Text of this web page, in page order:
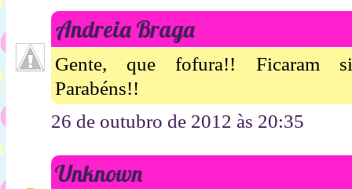
Andreia Braga
Gente, que fofura!! Ficaram
Parabéns!!
26 de outubro de 2012 às 20:35
Unknown